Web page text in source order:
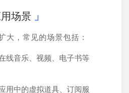
场景
大，常见的场景包括：
线音乐、视频、电子书等
用中的虚拟道具、订阅服